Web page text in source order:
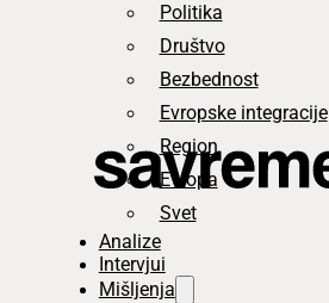
Politika
Društvo
Bezbednost
Evropske integracije
Region
Evropa
Svet
Analize
Intervjui
Mišljenja